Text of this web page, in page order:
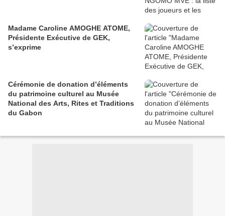
Madame Caroline AMOGHE ATOME,
Présidente Exécutive de GEK,
s’exprime
Cérémonie de donation d’éléments
du patrimoine culturel au Musée
National des Arts, Rites et Traditions
du Gabon